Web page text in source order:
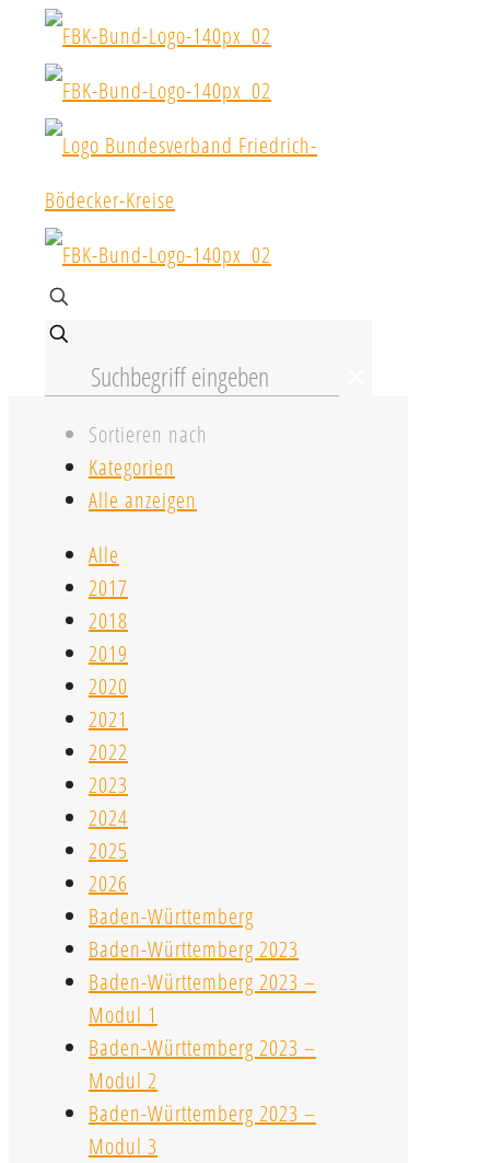
Sortieren nach
Kategorien
Alle anzeigen
Alle
2017
2018
2019
2020
2021
2022
2023
2024
2025
2026
Baden-Württemberg
Baden-Württemberg 2023
Baden-Württemberg 2023 –
Modul 1
Baden-Württemberg 2023 –
Modul 2
Baden-Württemberg 2023 –
Modul 3